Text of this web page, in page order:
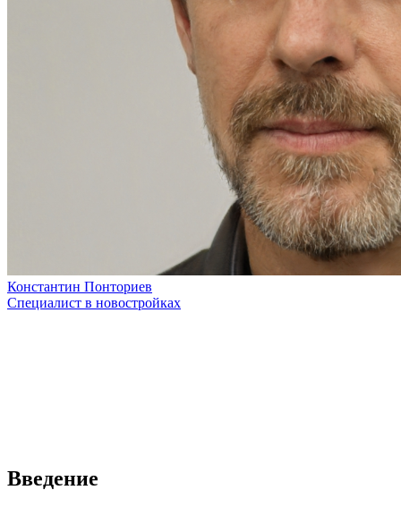
Константин Понториев
Специалист в новостройках
Введение